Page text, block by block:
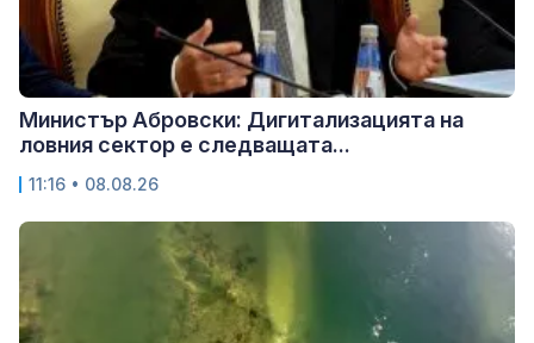
Министър Абровски: Дигитализацията на
ловния сектор е следващата...
11:16 • 08.08.26